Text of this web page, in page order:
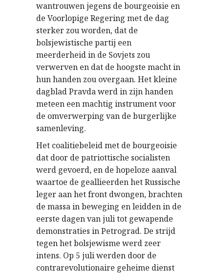
wantrouwen jegens de bourgeoisie en
de Voorlopige Regering met de dag
sterker zou worden, dat de
bolsjewistische partij een
meerderheid in de Sovjets zou
verwerven en dat de hoogste macht in
hun handen zou overgaan. Het kleine
dagblad Pravda werd in zijn handen
meteen een machtig instrument voor
de omverwerping van de burgerlijke
samenleving.
Het coalitiebeleid met de bourgeoisie
dat door de patriottische socialisten
werd gevoerd, en de hopeloze aanval
waartoe de geallieerden het Russische
leger aan het front dwongen, brachten
de massa in beweging en leidden in de
eerste dagen van juli tot gewapende
demonstraties in Petrograd. De strijd
tegen het bolsjewisme werd zeer
intens. Op 5 juli werden door de
contrarevolutionaire geheime dienst